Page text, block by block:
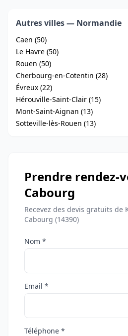
Autres villes — Normandie
Caen (50)
Le Havre (50)
Rouen (50)
Cherbourg-en-Cotentin (28)
Évreux (22)
Hérouville-Saint-Clair (15)
Mont-Saint-Aignan (13)
Sotteville-lès-Rouen (13)
Prendre rendez-
Cabourg
Recevez des devis gratuits de
Cabourg (14390)
Nom *
Email *
Téléphone *